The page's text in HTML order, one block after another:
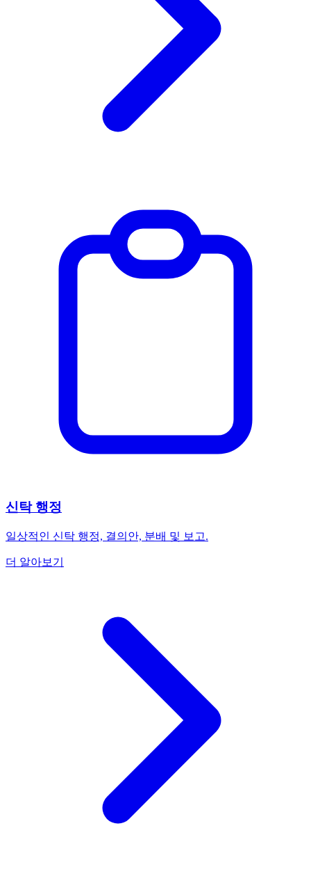
신탁 행정
일상적인 신탁 행정, 결의안, 분배 및 보고.
더 알아보기